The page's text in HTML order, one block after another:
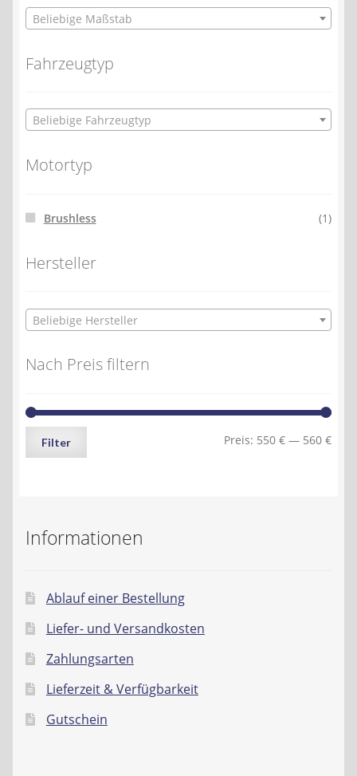
Beliebige Maßstab
Fahrzeugtyp
Beliebige Fahrzeugtyp
Motortyp
Brushless (1)
Hersteller
Beliebige Hersteller
Nach Preis filtern
Min.
Max.
Filter Preis: 550 € — 560 €
Informationen
Ablauf einer Bestellung
Liefer- und Versandkosten
Zahlungsarten
Lieferzeit & Verfügbarkeit
Gutschein